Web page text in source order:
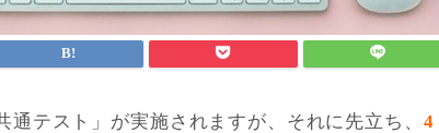
テスト」が実施されますが、それに先立ち、 4